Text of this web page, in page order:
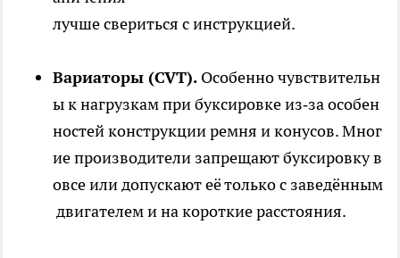
лучше свериться с инструкцией.
Вариаторы (CVT). Особенно чувствительн
ы к нагрузкам при буксировке из‑за особен
ностей конструкции ремня и конусов. Мног
ие производители запрещают буксировку в
овсе или допускают её только с заведённым
двигателем и на короткие расстояния.